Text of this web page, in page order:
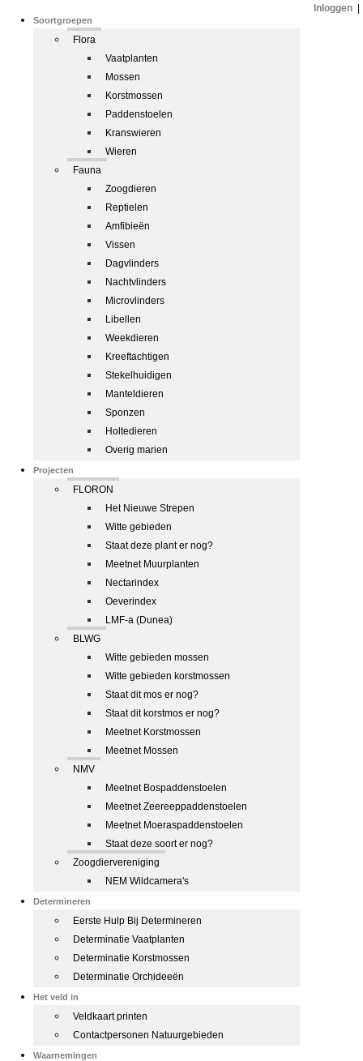
Soortgroepen
Flora
Vaatplanten
Mossen
Korstmossen
Paddenstoelen
Kranswieren
Wieren
Fauna
Zoogdieren
Reptielen
Amfibieën
Vissen
Dagvlinders
Nachtvlinders
Microvlinders
Libellen
Weekdieren
Kreeftachtigen
Stekelhuidigen
Manteldieren
Sponzen
Holtedieren
Overig marien
Projecten
FLORON
Het Nieuwe Strepen
Witte gebieden
Staat deze plant er nog?
Meetnet Muurplanten
Nectarindex
Oeverindex
LMF-a (Dunea)
BLWG
Witte gebieden mossen
Witte gebieden korstmossen
Staat dit mos er nog?
Staat dit korstmos er nog?
Meetnet Korstmossen
Meetnet Mossen
NMV
Meetnet Bospaddenstoelen
Meetnet Zeereeppaddenstoelen
Meetnet Moeraspaddenstoelen
Staat deze soort er nog?
Zoogdiervereniging
NEM Wildcamera's
Determineren
Eerste Hulp Bij Determineren
Determinatie Vaatplanten
Determinatie Korstmossen
Determinatie Orchideeën
Het veld in
Veldkaart printen
Contactpersonen Natuurgebieden
Waarnemingen
Inloggen